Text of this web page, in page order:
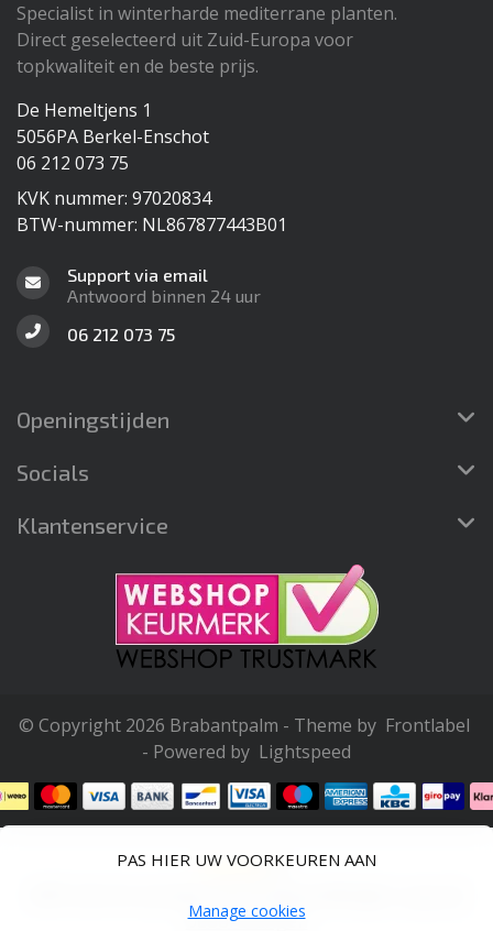
PAS HIER UW VOORKEUREN AAN
Manage cookies
Specialist in winterharde mediterrane planten.
Direct geselecteerd uit Zuid-Europa voor
topkwaliteit en de beste prijs.
De Hemeltjens 1
5056PA Berkel-Enschot
06 212 073 75
KVK nummer: 97020834
BTW-nummer: NL867877443B01
Support via email
Antwoord binnen 24 uur
06 212 073 75
Openingstijden
Socials
Klantenservice
© Copyright 2026 Brabantpalm - Theme by Frontlabel
- Powered by Lightspeed
beoordelingen